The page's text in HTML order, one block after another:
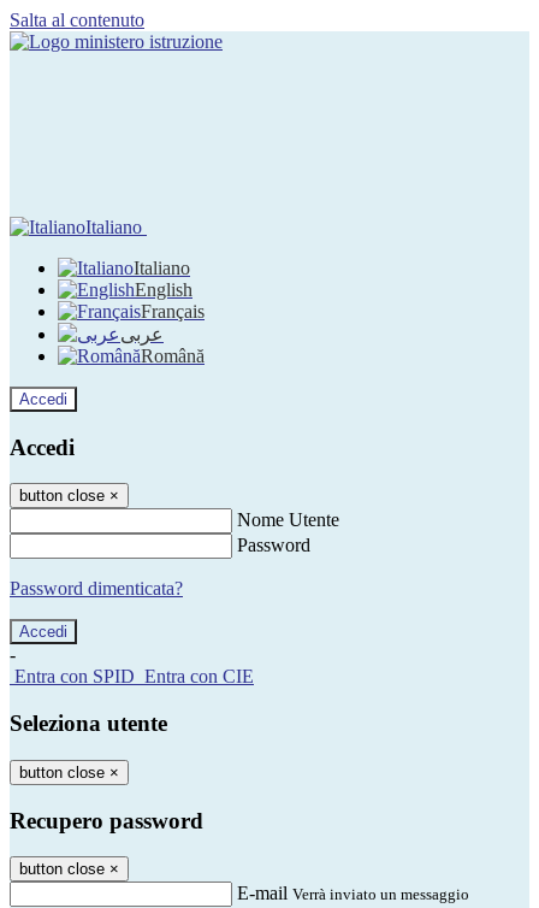
Salta al contenuto
Italiano
Italiano
English
Français
عربى
Română
Accedi
Accedi
button close ×
Nome Utente
Password
Password dimenticata?
-
Entra con SPID Entra con CIE
Seleziona utente
button close ×
Recupero password
button close ×
E-mail Verrà inviato un messaggio